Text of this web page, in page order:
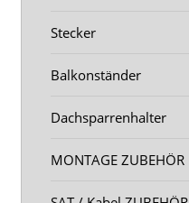
Stecker
Balkonständer
Dachsparrenhalter
MONTAGE ZUBEHÖR